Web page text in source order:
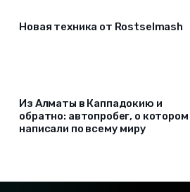
Новая техника от Rostselmash
Из Алматы в Каппадокию и
обратно: автопробег, о котором
написали по всему миру